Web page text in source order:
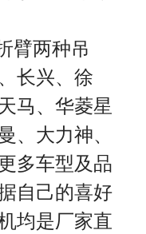
臂两种吊
长兴、徐
马、华菱星
、大力神、
多车型及品
自己的喜好
均是厂家直